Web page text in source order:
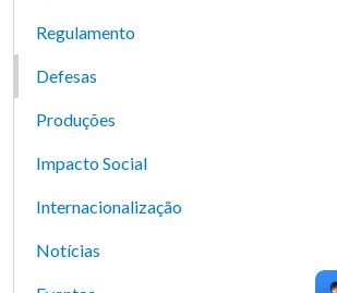
Regulamento
Defesas
Produções
Impacto Social
Internacionalização
Notícias